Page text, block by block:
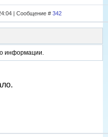
| Сообщение # 342
информации.